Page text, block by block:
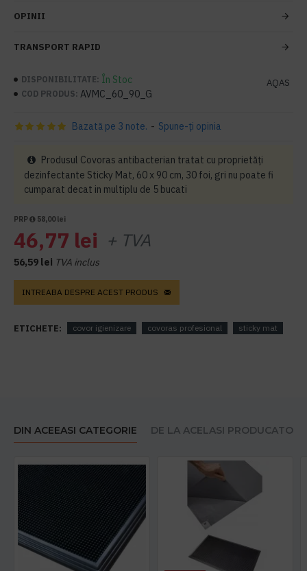
OPINII
TRANSPORT RAPID
DISPONIBILITATE: În Stoc
COD PRODUS: AVMC_60_90_G
AQAS
Bazată pe 3 note. - Spune-ţi opinia
PRP 58,00 lei
46,77 lei + TVA
56,59 lei TVA inclus
Produsul Covoras antibacterian tratat cu proprietăți
dezinfectante Sticky Mat, 60 x 90 cm, 30 foi, gri nu poate fi
cumparat decat in multiplu de 5 bucati
INTREABA DESPRE ACEST PRODUS
ETICHETE: covor igienizare covoras profesional sticky mat
DIN ACEEASI CATEGORIE DE LA ACELASI PRODUCATOR